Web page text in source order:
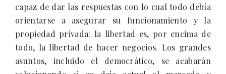
capaz de dar las respuestas con lo cual todo debía
orientarse a asegurar su funcionamiento y la
propiedad privada: la libertad es, por encima de
todo, la libertad de hacer negocios. Los grandes
asuntos, incluido el democrático, se acabarán